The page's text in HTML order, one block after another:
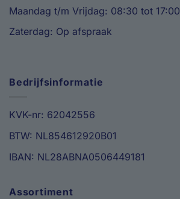
Maandag t/m Vrijdag: 08:30 tot 17:00
Zaterdag: Op afspraak
Bedrijfsinformatie
KVK-nr: 62042556
BTW: NL854612920B01
IBAN: NL28ABNA0506449181
Assortiment